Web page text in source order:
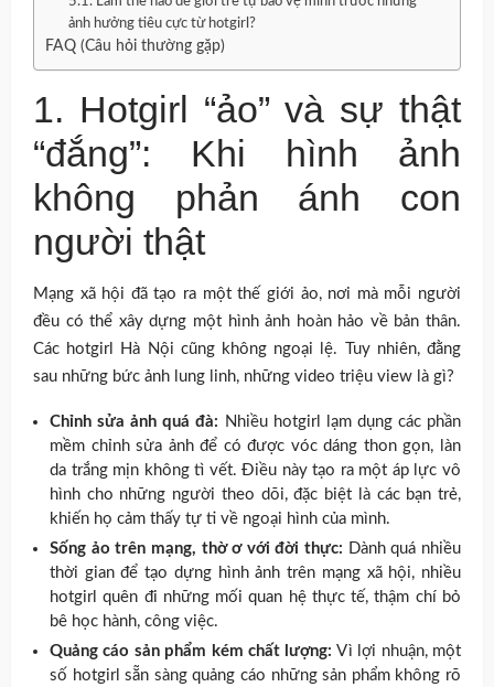
ảnh hưởng tiêu cực từ hotgirl?
FAQ (Câu hỏi thường gặp)
1. Hotgirl “ảo” và sự thật
“đắng”: Khi hình ảnh
không phản ánh con
người thật
Mạng xã hội đã tạo ra một thế giới ảo, nơi mà mỗi người
đều có thể xây dựng một hình ảnh hoàn hảo về bản thân.
Các hotgirl Hà Nội cũng không ngoại lệ. Tuy nhiên, đằng
sau những bức ảnh lung linh, những video triệu view là gì?
Chỉnh sửa ảnh quá đà: Nhiều hotgirl lạm dụng các phần
mềm chỉnh sửa ảnh để có được vóc dáng thon gọn, làn
da trắng mịn không tì vết. Điều này tạo ra một áp lực vô
hình cho những người theo dõi, đặc biệt là các bạn trẻ,
khiến họ cảm thấy tự ti về ngoại hình của mình.
Sống ảo trên mạng, thờ ơ với đời thực: Dành quá nhiều
thời gian để tạo dựng hình ảnh trên mạng xã hội, nhiều
hotgirl quên đi những mối quan hệ thực tế, thậm chí bỏ
bê học hành, công việc.
Quảng cáo sản phẩm kém chất lượng: Vì lợi nhuận, một
số hotgirl sẵn sàng quảng cáo những sản phẩm không rõ